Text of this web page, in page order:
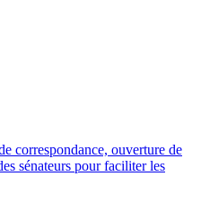
correspondance, ouverture de
sénateurs pour faciliter les